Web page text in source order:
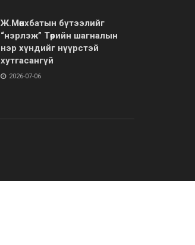
Ж.Мөнхбатын бүтээлийг
“нэрлэж” Төрийн шагналын
нэр хүндийг нүүрстэй
хутгасангүй
2026-07-06